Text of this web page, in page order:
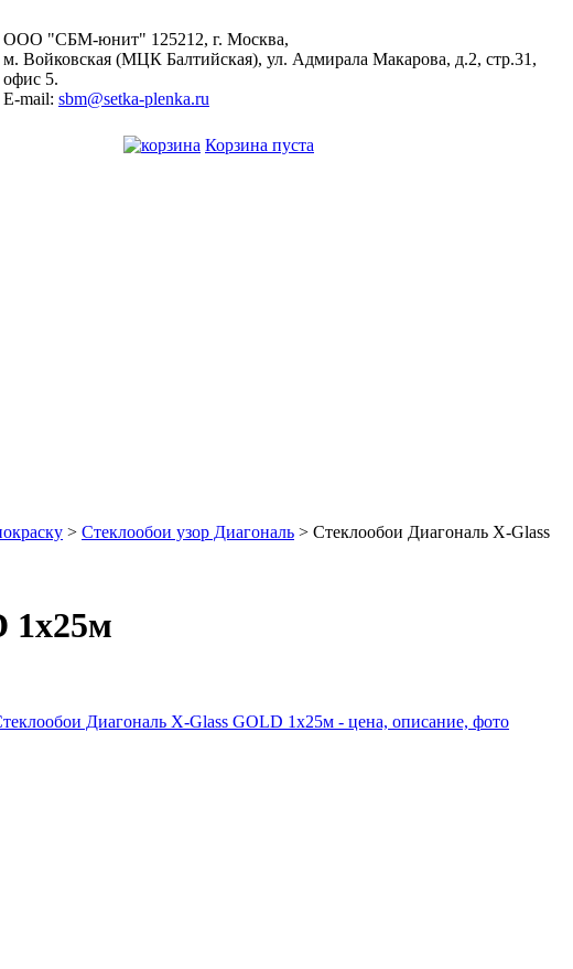
ООО "СБМ-юнит" 125212, г. Москва,
м. Войковская (МЦК Балтийская), ул. Адмирала Макарова, д.2, стр.31,
офис 5.
E-mail: sbm@setka-plenka.ru
Корзина пуста
> Стеклообои узор Диагональ > Стеклообои Диагональ X-Glass
1х25м